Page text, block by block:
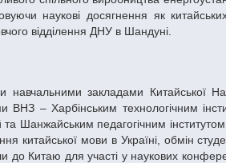
наукові досягнення як
відділення ДНУ в Шандуні.
ВНЗ – Харбінським технологічним
Шанжайським педагогічним
китайської мови в Україні, обмін
до Китаю для участі у наукових